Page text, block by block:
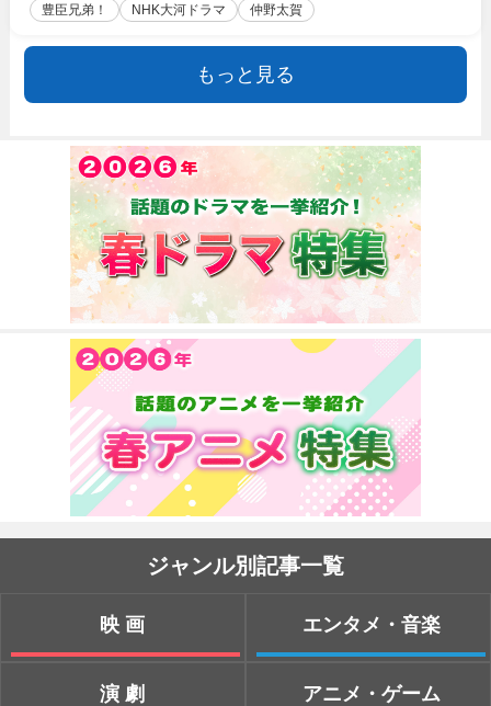
豊臣兄弟！ NHK大河ドラマ 仲野太賀
もっと見る
ジャンル別記事一覧
映画
演劇
エンタメ・音楽
アニメ・ゲーム